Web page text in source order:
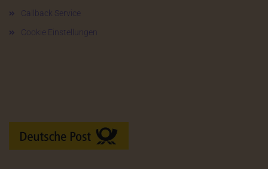
Callback Service
Cookie Einstellungen